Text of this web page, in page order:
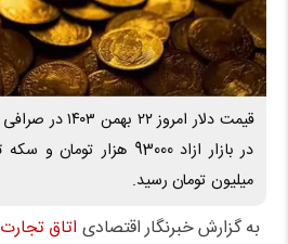
میلیون تومان رسید.
به گزارش خبرنگار اقتصادی اتاق تجارت